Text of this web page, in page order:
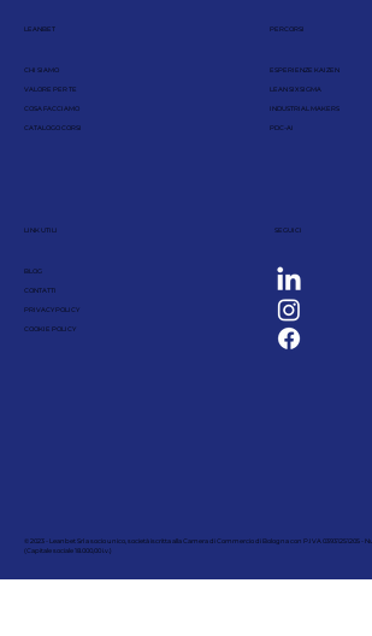
LEANBET
CHI SIAMO
VALORE PER TE
COSA FACCIAMO
CATALOGO CORSI
PERCORSI
ESPERIENZE KAIZEN
LEAN SIX SIGMA
INDUSTRIAL MAKERS
PDC-AI
LINK UTILI
BLOG
CONTATTI
PRIVACY POLICY
COOKIE POLICY
SEGUICI
© 2023 - Leanbet Srl a socio unico, società iscritta alla Camera di Commercio di Bologna con P.IVA 03931251205 -
(Capitale sociale 18.000,00 i.v.)